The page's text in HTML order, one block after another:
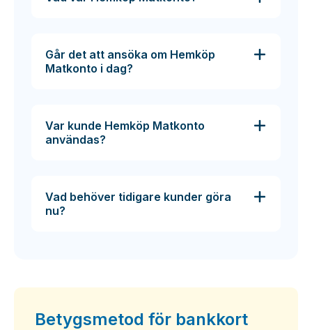
Går det att ansöka om Hemköp
Matkonto i dag?
Var kunde Hemköp Matkonto
användas?
Vad behöver tidigare kunder göra
nu?
Betygsmetod för bankkort